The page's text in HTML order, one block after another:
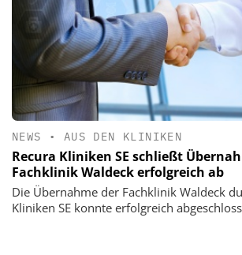
NEWS • AUS DEN KLINIKEN
Recura Kliniken SE schließt
Fachklinik Waldeck erfolgreich ab
Die Übernahme der Fachklinik Waldeck
Kliniken SE konnte erfolgreich